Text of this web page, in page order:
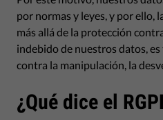
por normas y leyes, y por ello,
más allá de la protección
indebido de nuestros datos,
contra la manipulación, la
¿Qué dice el